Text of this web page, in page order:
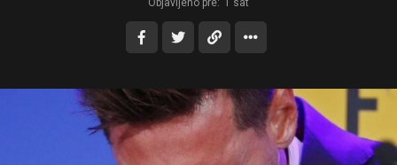
Objavljeno pre: 1 sat